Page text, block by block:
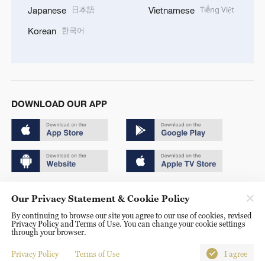
Japanese 日本語
Korean 한국어
Vietnamese Tiếng Việt
DOWNLOAD OUR APP
京ICP备20000184号
京公网安备 11010502050052号
Disinformation report hotline: 010-85061466
Our Privacy Statement & Cookie Policy
By continuing to browse our site you agree to our use of cookies, revised
Privacy Policy and Terms of Use. You can change your cookie settings
through your browser.
Privacy Policy Terms of Use I agree